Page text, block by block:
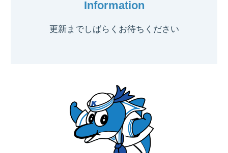
Information
更新までしばらくお待ちください